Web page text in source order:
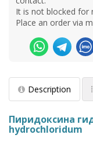
It is not blocked
Place an order via
Description
Пиридоксина
hydrochloridum